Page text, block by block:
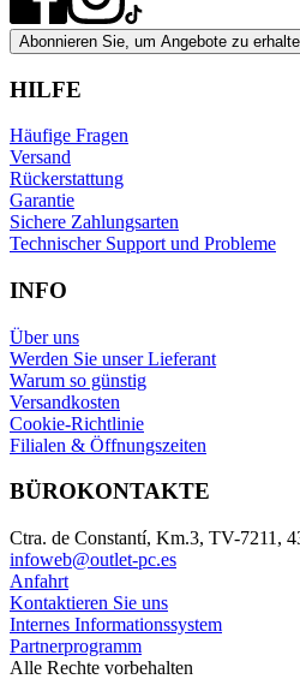
Abonnieren Sie, um Angebote zu
HILFE
Häufige Fragen
Versand
Rückerstattung
Garantie
Sichere Zahlungsarten
Technischer Support und Probleme
INFO
Über uns
Werden Sie unser Lieferant
Warum so günstig
Versandkosten
Cookie-Richtlinie
Filialen & Öffnungszeiten
BÜROKONTAKTE
Ctra. de Constantí, Km.3, TV-7211,
infoweb@outlet-pc.es
Anfahrt
Kontaktieren Sie uns
Internes Informationssystem
Partnerprogramm
Alle Rechte vorbehalten